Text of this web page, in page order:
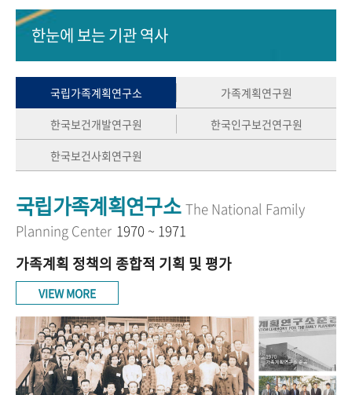
50+1 주년 기념
세계와 함께 한 KIHASA
VR 역사관
한눈에 보는기관 역사
국립가족계획연구소
가족계획연구원
한국보건개발연구원
한국인구보건연구원
한국보건사회연구원
국립가족계획연구소 The National Family
Planning Center 1970 ~ 1971
가족계획 정책의 종합적 기획 및 평가
VIEW MORE